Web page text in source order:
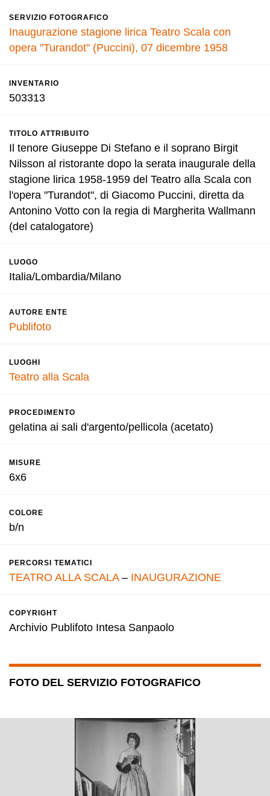
SERVIZIO FOTOGRAFICO
Inaugurazione stagione lirica Teatro Scala con
opera "Turandot" (Puccini), 07 dicembre 1958
INVENTARIO
503313
TITOLO ATTRIBUITO
Il tenore Giuseppe Di Stefano e il soprano Birgit
Nilsson al ristorante dopo la serata inaugurale della
stagione lirica 1958-1959 del Teatro alla Scala con
l'opera "Turandot", di Giacomo Puccini, diretta da
Antonino Votto con la regia di Margherita Wallmann
(del catalogatore)
LUOGO
Italia/Lombardia/Milano
AUTORE ENTE
Publifoto
LUOGHI
Teatro alla Scala
PROCEDIMENTO
gelatina ai sali d'argento/pellicola (acetato)
MISURE
6x6
COLORE
b/n
PERCORSI TEMATICI
TEATRO ALLA SCALA– INAUGURAZIONE
COPYRIGHT
Archivio Publifoto Intesa Sanpaolo
FOTO DEL SERVIZIO FOTOGRAFICO